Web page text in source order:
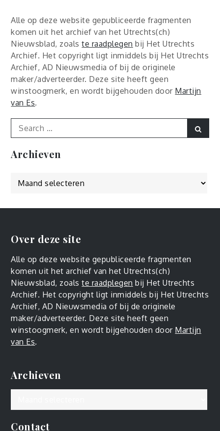
Alle op deze website gepubliceerde fragmenten
komen uit het archief van het Utrechts(ch)
Nieuwsblad, zoalste raadplegen bij Het Utrechts
Archief. Het copyright ligt inmiddels bij Het Utrechts
Archief, AD Nieuwsmedia of bij de originele
maker/adverteerder. Deze site heeft geen
winstoogmerk, en wordt bijgehouden door Martijn
van Es.
Search
for:
Archieven
Over deze site
Alle op deze website gepubliceerde fragmenten
komen uit het archief van het Utrechts(ch)
Nieuwsblad, zoalste raadplegen bij Het Utrechts
Archief. Het copyright ligt inmiddels bij Het Utrechts
Archief, AD Nieuwsmedia of bij de originele
maker/adverteerder. Deze site heeft geen
winstoogmerk, en wordt bijgehouden door Martijn
van Es.
Archieven
Contact